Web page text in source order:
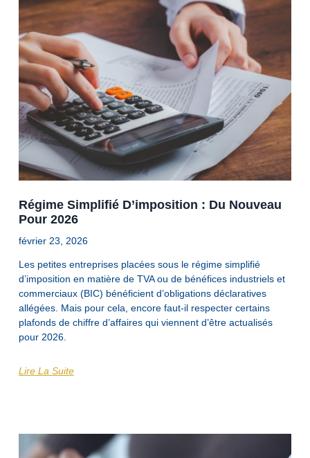
Régime Simplifié D’imposition : Du Nouveau
Pour 2026
février 23, 2026
Les petites entreprises placées sous le régime simplifié
d’imposition en matière de TVA ou de bénéfices industriels et
commerciaux (BIC) bénéficient d’obligations déclaratives
allégées. Mais pour cela, encore faut-il respecter certains
plafonds de chiffre d’affaires qui viennent d’être actualisés
pour 2026.
Lire La Suite